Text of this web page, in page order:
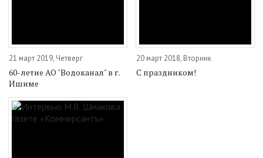
21 март 2019, Четверг
60-летие АО "Водоканал" в г.
Ишиме
20 март 2018, Вторник
С праздником!